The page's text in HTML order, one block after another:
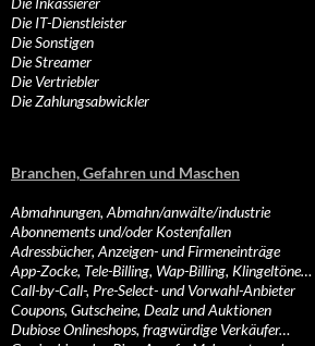
Die IT-Dienstleister
Die Sonstigen
Die Streamer
Die Vertriebler
Die Zahlungsabwickler
Branchen, Gefahren und Maschen
Abmahnungen, Abmahn/anwälte/industrie
Abonnements und/oder Kostenfallen
Adressbücher, Anzeigen- und Firmeneinträge
App-Zocke, Tele-Billing, Wap-Billing, Klingeltöne…
Call-by-Call-, Pre-Select- und Vorwahl-Anbieter
Coupons, Gutscheine, Dealz und Auktionen
Dubiose Onlineshops, fragwürdige Verkäufer…